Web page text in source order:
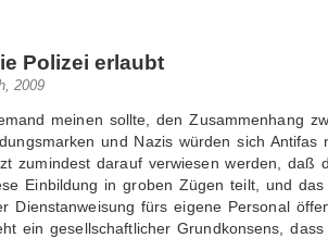
Polizei erlaubt
2009
meinen sollte, den Zusammenhang
und Nazis würden sich Antifas
zumindest darauf verwiesen werden, daß
Einbildung in groben Zügen teilt, und
Dienstanweisung fürs eigene Personal
ein gesellschaftlicher Grundkonsens,